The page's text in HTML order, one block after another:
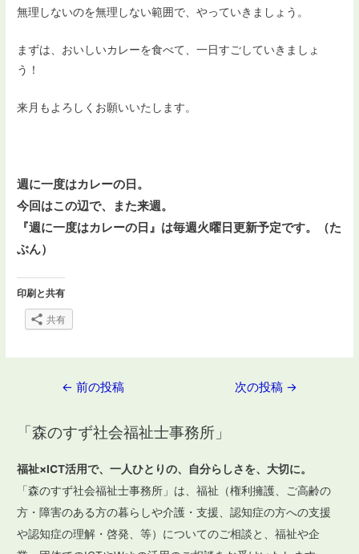
無理しないのを無理しない範囲で、やっていきましょう。
まずは、おいしいカレーを食べて、一日すごしていきましょ
う！
来月もよろしくお願いいたします。
週に一度はカレーの日。
今回はこの辺で、
また来週。
『週に一度はカレーの日』は毎週火曜日更新予定です。
（た
ぶん）
印刷と共有
共有
ナ
ビ
ゲ
ー
シ
← 前の投稿 次の投稿 →
「森のすず社会福祉士事務所」
福祉×ICT活用で、一人ひとりの、自分らしさを、大切に。
「森のすず社会福祉士事務所」は、福祉（権利擁護、ご高齢の
方・障害のある方の暮らしや介護・支援、認知症の方への支援
や認知症の理解・啓発、等）についてのご相談と、福祉や企